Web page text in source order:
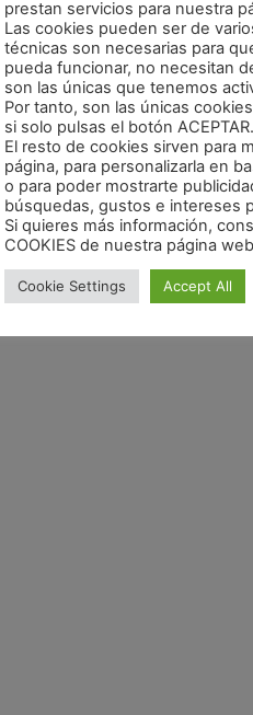
DE DATOS PERSONALES
13 Bajo Izqda.
33, Bajo.
Directora.
70 65
205
prestan servicios para nuestra
Las cookies pueden ser de
técnicas son necesarias para
pueda funcionar, no necesitan
son las únicas que tenemos
Por tanto, son las únicas
si solo pulsas el botón ACEPTAR.
El resto de cookies sirven para
página, para personalizarla en
o para poder mostrarte
búsquedas, gustos e intereses
Si quieres más información,
COOKIES de nuestra página
Cookie Settings Accept All